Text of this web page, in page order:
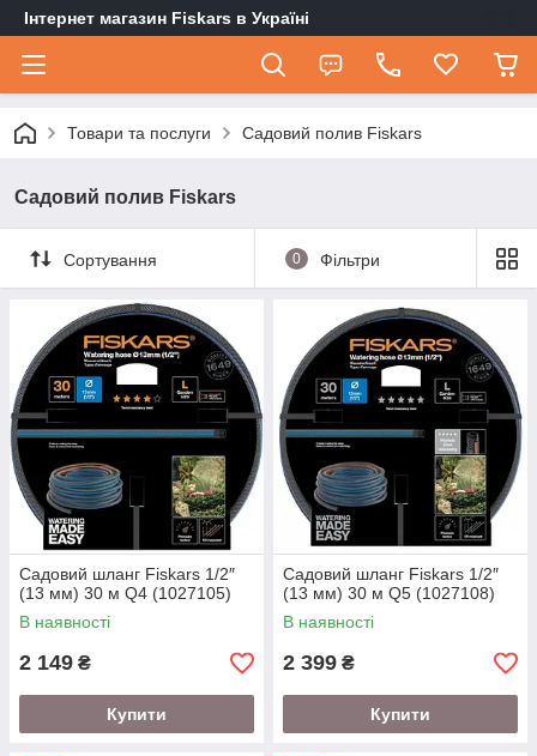
Інтернет магазин Fiskars в Україні
Товари та послуги Садовий полив Fiskars
Садовий полив Fiskars
Сортування 0 Фільтри
Садовий шланг Fiskars 1/2″
(13 мм) 30 м Q4 (1027105)
В наявності
2 149 ₴
Купити
Садовий шланг Fiskars 1/2″
(13 мм) 30 м Q5 (1027108)
В наявності
2 399 ₴
Купити